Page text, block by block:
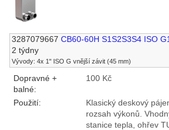
3287079667 CB60-60H S1S2S3S4 ISO
2 týdny
Vývody: 4x 1" ISO G vnější závit (45 mm)
Dopravné +
balné:
100 Kč
Použití:
Klasický deskový
rozsah výkonů.
stanice tepla, ohřev